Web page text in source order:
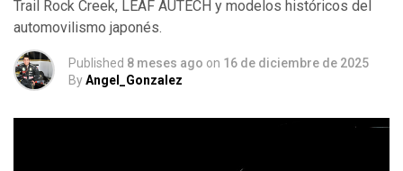
Trail Rock Creek, LEAF AUTECH y modelos históricos del
automovilismo japonés.
Published 8 meses ago on 16 de diciembre de 2025
ByAngel_Gonzalez